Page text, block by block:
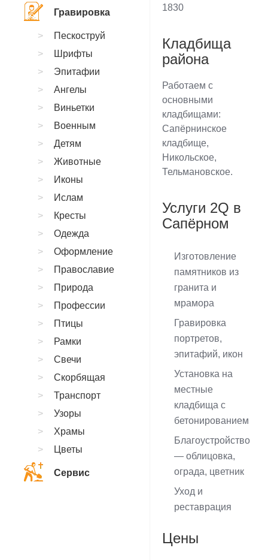
1830
Кладбища
района
Работаем с
основными
кладбищами:
Сапёрнинское
кладбище,
Никольское,
Тельмановское.
Услуги 2Q в
Сапёрном
Изготовление
памятников из
гранита и
мрамора
Гравировка
портретов,
эпитафий, икон
Установка на
местные
кладбища с
бетонированием
Благоустройство
— облицовка,
ограда, цветник
Уход и
реставрация
Цены
Гравировка
Пескоструй
Шрифты
Эпитафии
Ангелы
Виньетки
Военным
Детям
Животные
Иконы
Ислам
Кресты
Одежда
Оформление
Православие
Природа
Профессии
Птицы
Рамки
Свечи
Скорбящая
Транспорт
Узоры
Храмы
Цветы
Сервис